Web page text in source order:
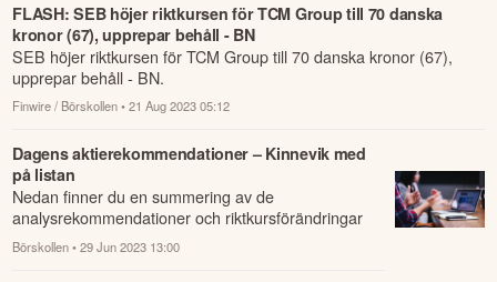
FLASH: SEB höjer riktkursen för TCM Group till 70 danska
kronor (67), upprepar behåll - BN
SEB höjer riktkursen för TCM Group till 70 danska kronor (67),
upprepar behåll - BN.
Finwire / Börskollen • 21 Aug 2023 05:12
Dagens aktierekommendationer – Kinnevik med
på listan
Nedan finner du en summering av de
analysrekommendationer och riktkursförändringar
som har rapporterats om idag den 29 juni.
Börskollen • 29 Jun 2023 13:00